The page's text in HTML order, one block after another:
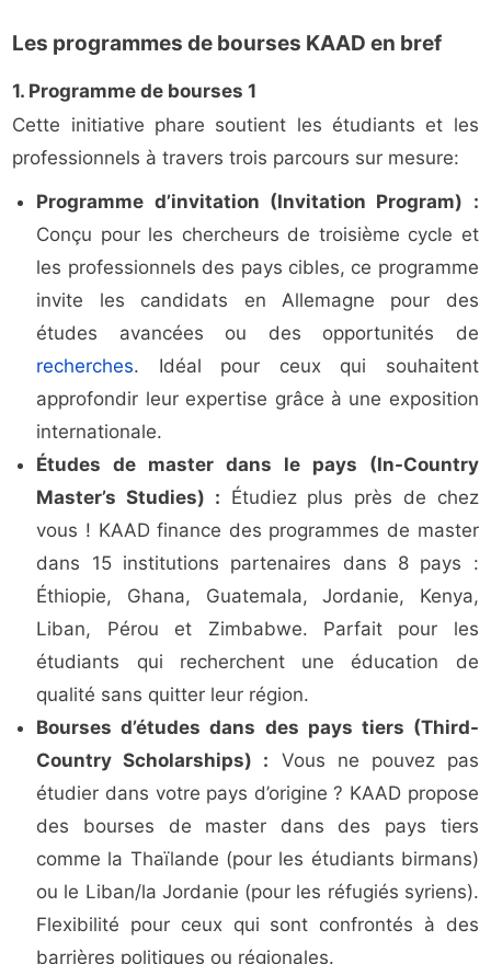
Les programmes de bourses KAAD en bref
1. Programme de bourses 1
Cette initiative phare soutient les étudiants et les
professionnels à travers trois parcours sur mesure:
Programme d’invitation (Invitation Program) :
Conçu pour les chercheurs de troisième cycle et
les professionnels des pays cibles, ce programme
invite les candidats en Allemagne pour des
études avancées ou des opportunités de
recherches. Idéal pour ceux qui souhaitent
approfondir leur expertise grâce à une exposition
internationale.
Études de master dans le pays (In-Country
Master’s Studies) : Étudiez plus près de chez
vous ! KAAD finance des programmes de master
dans 15 institutions partenaires dans 8 pays :
Éthiopie, Ghana, Guatemala, Jordanie, Kenya,
Liban, Pérou et Zimbabwe. Parfait pour les
étudiants qui recherchent une éducation de
qualité sans quitter leur région.
Bourses d’études dans des pays tiers (Third-
Country Scholarships) : Vous ne pouvez pas
étudier dans votre pays d’origine ? KAAD propose
des bourses de master dans des pays tiers
comme la Thaïlande (pour les étudiants birmans)
ou le Liban/la Jordanie (pour les réfugiés syriens).
Flexibilité pour ceux qui sont confrontés à des
barrières politiques ou régionales.